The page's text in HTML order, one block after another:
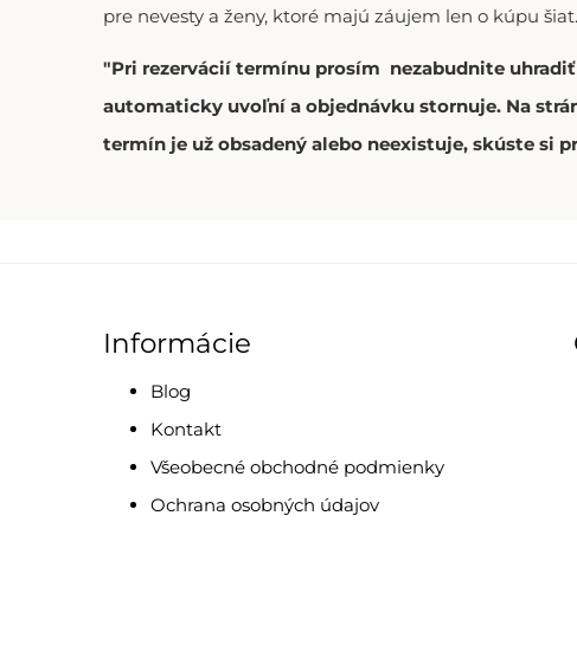
pre nevesty a ženy, ktoré majú záujem len o kúpu
"Pri rezervácií termínu prosím nezabudnite
automaticky uvoľní a objednávku stornuje. Na
termín je už obsadený alebo neexistuje, skúste si
Informácie
Blog
Kontakt
Všeobecné obchodné podmienky
Ochrana osobných údajov